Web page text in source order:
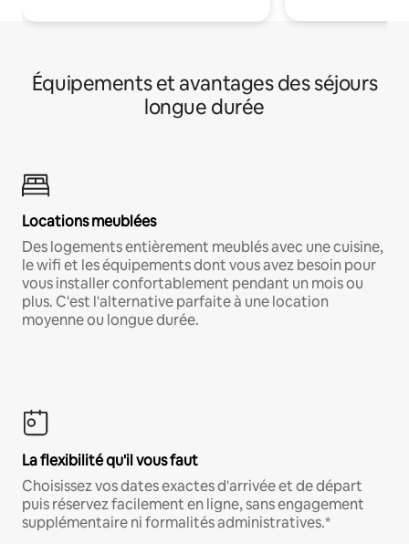
Équipements et avantages des séjours
longue durée
Locations meublées
Des logements entièrement meublés avec une cuisine,
le wifi et les équipements dont vous avez besoin pour
vous installer confortablement pendant un mois ou
plus. C'est l'alternative parfaite à une location
moyenne ou longue durée.
La flexibilité qu'il vous faut
Choisissez vos dates exactes d'arrivée et de départ
puis réservez facilement en ligne, sans engagement
supplémentaire ni formalités administratives.*